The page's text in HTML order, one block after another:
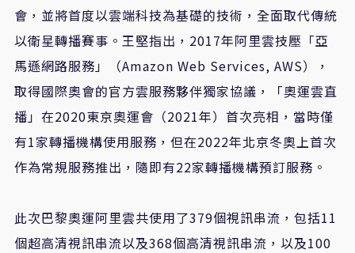
會，並將首度以雲端科技為基礎的技術，全面取代傳統
以衛星轉播賽事。王堅指出，2017年阿里雲技壓「亞
馬遜網路服務」（Amazon Web Services, AWS），
取得國際奧會的官方雲服務夥伴獨家協議，「奧運雲直
播」在2020東京奧運會（2021年）首次亮相，當時僅
有1家轉播機構使用服務，但在2022年北京冬奧上首次
作為常規服務推出，隨即有22家轉播機構預訂服務。
此次巴黎奧運阿里雲共使用了379個視訊串流，包括11
個超高清視訊串流以及368個高清視訊串流，以及100